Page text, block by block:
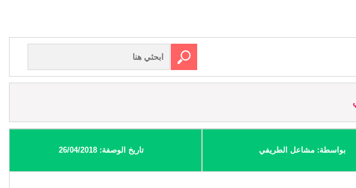
بواسطة: مشاعل الطريفي تاريخ الوصفة: 26/04/2018